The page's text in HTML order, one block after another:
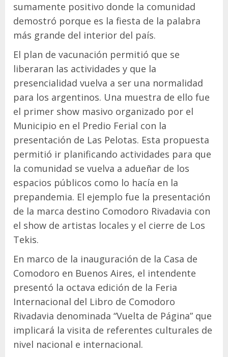
sumamente positivo donde la comunidad
demostró porque es la fiesta de la palabra
más grande del interior del país.
El plan de vacunación permitió que se
liberaran las actividades y que la
presencialidad vuelva a ser una normalidad
para los argentinos. Una muestra de ello fue
el primer show masivo organizado por el
Municipio en el Predio Ferial con la
presentación de Las Pelotas. Esta propuesta
permitió ir planificando actividades para que
la comunidad se vuelva a adueñar de los
espacios públicos como lo hacía en la
prepandemia. El ejemplo fue la presentación
de la marca destino Comodoro Rivadavia con
el show de artistas locales y el cierre de Los
Tekis.
En marco de la inauguración de la Casa de
Comodoro en Buenos Aires, el intendente
presentó la octava edición de la Feria
Internacional del Libro de Comodoro
Rivadavia denominada “Vuelta de Página” que
implicará la visita de referentes culturales de
nivel nacional e internacional.